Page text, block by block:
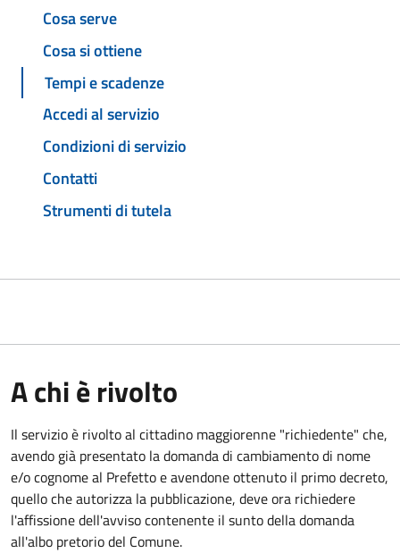
Cosa serve
Cosa si ottiene
Tempi e scadenze
Accedi al servizio
Condizioni di servizio
Contatti
Strumenti di tutela
A chi è rivolto
Il servizio è rivolto al cittadino maggiorenne "richiedente" che,
avendo già presentato la domanda di cambiamento di nome
e/o cognome al Prefetto e avendone ottenuto il primo decreto,
quello che autorizza la pubblicazione, deve ora richiedere
l'affissione dell'avviso contenente il sunto della domanda
all'albo pretorio del Comune.